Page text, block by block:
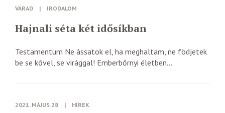
VÁRAD | IRODALOM
Hajnali séta két idősíkban
Testamentum Ne ássatok el, ha meghaltam, ne födjetek
be se kővel, se virággal! Emberbőrnyi életben...
2021. MÁJUS 28 | HÍREK